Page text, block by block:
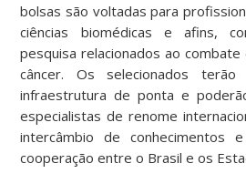
bolsas são voltadas para
ciências biomédicas e afins,
pesquisa relacionados ao
câncer. Os selecionados
infraestrutura de ponta e
especialistas de renome
intercâmbio de conhecimentos
cooperação entre o Brasil e os